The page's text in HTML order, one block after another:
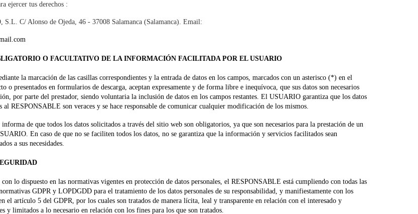
ejercer tus derechos :
C/ Alonso de Ojeda, 46 - 37008 Salamanca (Salamanca). Email:
O FACULTATIVO DE LA INFORMACIÓN FACILITADA POR EL USUARIO
la marcación de las casillas correspondientes y la entrada de datos en los campos, marcados con un asterisco (*) en el
o presentados en formularios de descarga, aceptan expresamente y de forma libre e inequívoca, que sus datos son necesarios
por parte del prestador, siendo voluntaria la inclusión de datos en los campos restantes. El USUARIO garantiza que los datos
al RESPONSABLE son veraces y se hace responsable de comunicar cualquier modificación de los mismos.
de que todos los datos solicitados a través del sitio web son obligatorios, ya que son necesarios para la prestación de un
En caso de que no se faciliten todos los datos, no se garantiza que la información y servicios facilitados sean
a sus necesidades.
lo dispuesto en las normativas vigentes en protección de datos personales, el RESPONSABLE está cumpliendo con todas las
GDPR y LOPDGDD para el tratamiento de los datos personales de su responsabilidad, y manifiestamente con los
el artículo 5 del GDPR, por los cuales son tratados de manera lícita, leal y transparente en relación con el interesado y
y limitados a lo necesario en relación con los fines para los que son tratados.